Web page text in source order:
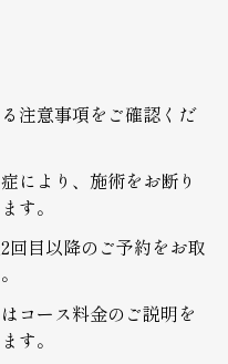
注意事項をご確認くだ
により、施術をお断り
す。
回目以降のご予約をお取
コース料金のご説明を
す。